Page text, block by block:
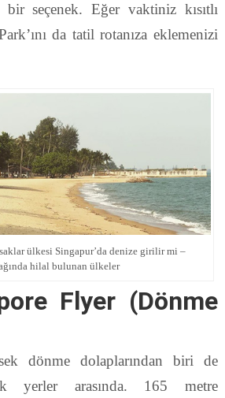
seçenek. Eğer vaktiniz kısıtlı
da tatil rotanıza eklemenizi
ülkesi Singapur’da denize girilir mi –
hilal bulunan ülkeler
Flyer (Dönme
dönme dolaplarından biri de
yerler arasında. 165 metre